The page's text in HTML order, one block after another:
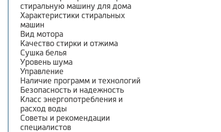
стиральную машину для дома
Характеристики стиральных
машин
Вид мотора
Качество стирки и отжима
Сушка белья
Уровень шума
Управление
Наличие программ и технологий
Безопасность и надежность
Класс энергопотребления и
расход воды
Советы и рекомендации
специалистов